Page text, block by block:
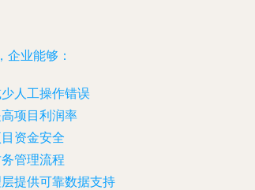
企业能够：
人工操作错误
项目利润率
资金安全
管理流程
提供可靠数据支持